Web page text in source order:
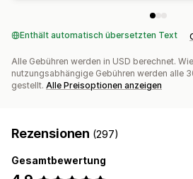
Enthält automatisch übersetzten Text
Alle Gebühren werden in USD berechnet.
nutzungsabhängige Gebühren werden alle
gestellt. Alle Preisoptionen anzeigen
Rezensionen (297)
Gesamtbewertung